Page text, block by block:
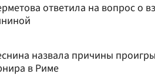
ответила на вопрос о
назвала причины
в Риме